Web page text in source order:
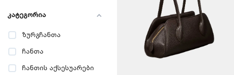
კატეგორია
ზურგჩანთა
ჩანთა
ჩანთის აქსესუარები